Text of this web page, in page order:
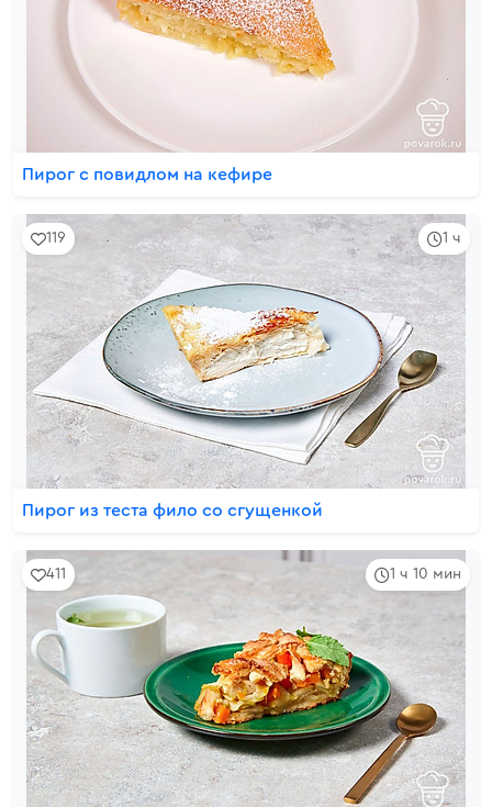
Пирог с повидлом на кефире
1 ч
119
Пирог из теста фило со сгущенкой
1 ч 10 мин
411